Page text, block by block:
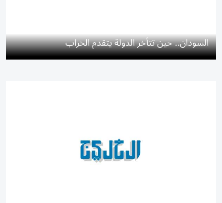
السودان.. حين تتأخر الدولة يتقدم الخراب